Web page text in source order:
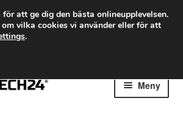
från 75 kr
frakt
924 713
Meny
att ge dig den bästa onlineupplevelsen.
vilka cookies vi använder eller för att
.